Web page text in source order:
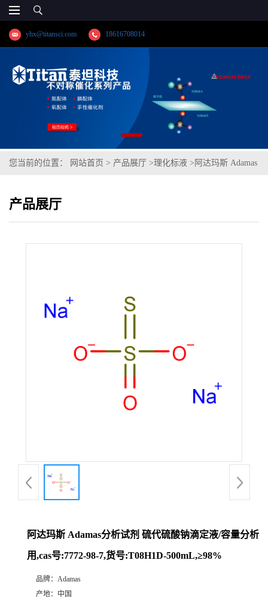
yhx@titansci.com 18616708014
您当前的位置： 网站首页 > 产品展厅 >理化标液 > 阿达玛斯 Adamas
号:T08H1D-500mL,≥98%
产品展厅
阿达玛斯 Adamas分析试剂 硫代硫酸钠滴定液/容量分析
用,cas号:7772-98-7,货号:T08H1D-500mL,≥98%
品牌： Adamas
产地： 中国